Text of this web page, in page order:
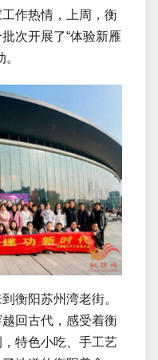
作热情，上周，衡
次开展了“体验新雁
衡阳苏州湾老街。
回古代，感受着衡
特色小吃、手工艺